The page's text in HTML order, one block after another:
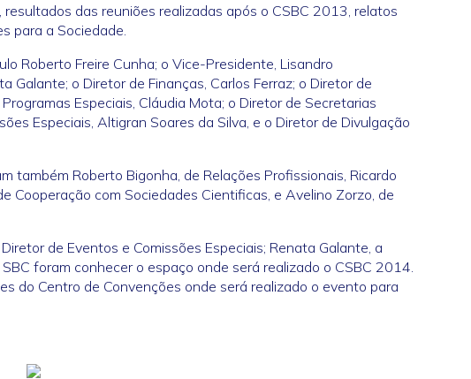
das reuniões realizadas após o CSBC 2013, relatos
para a Sociedade.
Roberto Freire Cunha; o Vice-Presidente, Lisandro
o Diretor de Finanças, Carlos Ferraz; o Diretor de
Especiais, Cláudia Mota; o Diretor de Secretarias
Especiais, Altigran Soares da Silva, e o Diretor de Divulgação
também Roberto Bigonha, de Relações Profissionais, Ricardo
Cooperação com Sociedades Cientificas, e Avelino Zorzo, de
de Eventos e Comissões Especiais; Renata Galante, a
foram conhecer o espaço onde será realizado o CSBC 2014.
do Centro de Convenções onde será realizado o evento para